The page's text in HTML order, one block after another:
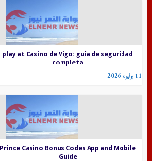
play at Casino de Vigo: guía de seguridad
completa
11 يوليو، 2026
Prince Casino Bonus Codes App and Mobile
Guide